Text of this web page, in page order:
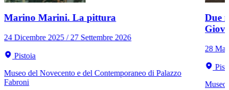
Marino Marini. La pittura
24 Dicembre 2025 / 27 Settembre 2026
Pistoia
Museo del Novecento e del Contemporaneo di Palazzo
Fabroni
Due
28
Museo